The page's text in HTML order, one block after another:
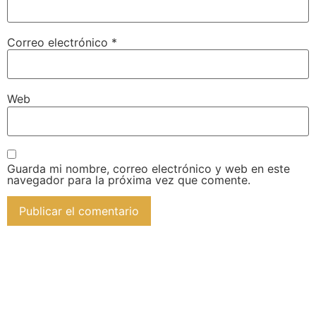
Correo electrónico *
Web
Guarda mi nombre, correo electrónico y web en este
navegador para la próxima vez que comente.